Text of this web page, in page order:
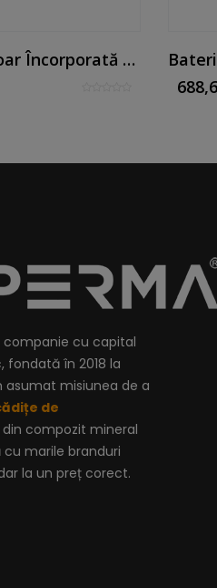
Baterie Lavoar Încorporată Cu O Singură Pârghie, Auriu Periat
companie cu capital
fondată în 2018 la
asumat misiunea de a
de
din compozit mineral
cu marile branduri
la un preț corect.